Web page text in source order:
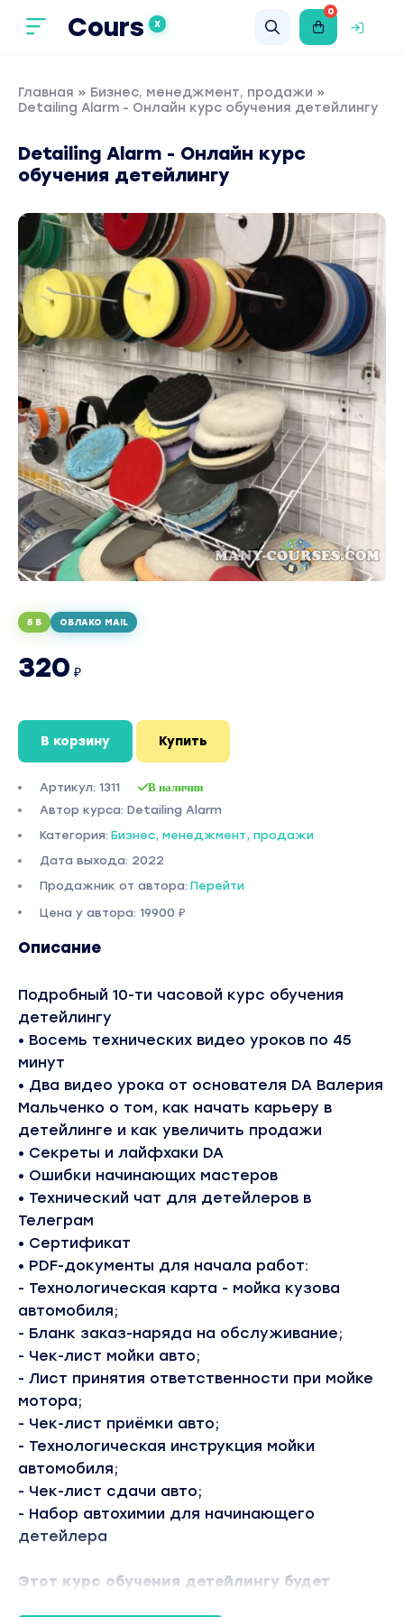
Cours X
0
Главная » Бизнес, менеджмент, продажи »
Detailing Alarm - Онлайн курс обучения детейлингу
Detailing Alarm - Онлайн курс
обучения детейлингу
5 Б ОБЛАКО MAIL
320 ₽
В корзину Купить
Артикул: 1311 В наличии
Автор курса: Detailing Alarm
Категория: Бизнес, менеджмент, продажи
Дата выхода: 2022
Продажник от автора: Перейти
Цена у автора: 19900 ₽
Описание
Подробный 10-ти часовой курс обучения
детейлингу
• Восемь технических видео уроков по 45
минут
• Два видео урока от основателя DA Валерия
Мальченко о том, как начать карьеру в
детейлинге и как увеличить продажи
• Секреты и лайфхаки DA
• Ошибки начинающих мастеров
• Технический чат для детейлеров в
Телеграм
• Сертификат
• PDF-документы для начала работ:
- Технологическая карта - мойка кузова
автомобиля;
- Бланк заказ-наряда на обслуживание;
- Чек-лист мойки авто;
- Лист принятия ответственности при мойке
мотора;
- Чек-лист приёмки авто;
- Технологическая инструкция мойки
автомобиля;
- Чек-лист сдачи авто;
- Набор автохимии для начинающего
детейлера
Этот курс обучения детейлингу будет